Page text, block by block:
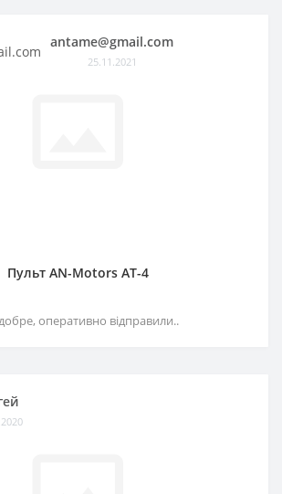
antame@gmail.com
25.11.2021
Пульт AN-Motors AT-4
оперативно відправили..